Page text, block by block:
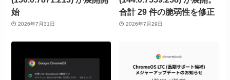
始
2026年7月31日
合計 29 件の脆弱性を修正
2026年7月29日